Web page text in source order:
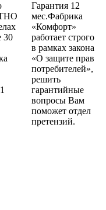
30
Гарантия 12
мес.Фабрика
«Комфорт»
работает строго
в рамках закона
«О защите прав
потребителей»,
решить
гарантийные
вопросы Вам
поможет отдел
претензий.